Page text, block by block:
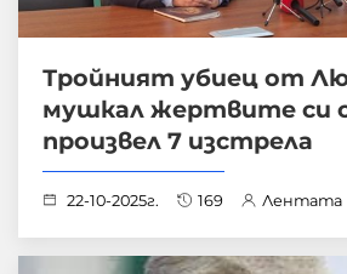
Тройният убиец от
мушкал жертвите си
произвел 7 изстрела
22-10-2025г. 169 Лентата